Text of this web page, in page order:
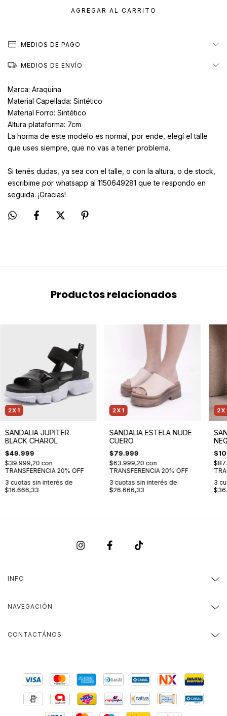
MEDIOS DE PAGO
MEDIOS DE ENVÍO
Marca: Araquina
Material Capellada: Sintético
Material Forro: Sintético
Altura plataforma: 7cm
La horma de este modelo es normal, por ende, elegí el talle
que uses siempre, que no vas a tener problema.
Si tenés dudas, ya sea con el talle, o con la altura, o de stock,
escribime por whatsapp al 1150649281 que te respondo en
seguida. ¡Gracias!
Productos relacionados
2X1
SANDALIA JUPITER
BLACK CHAROL
$49.999
$39.999,20 con
TRANSFERENCIA 20% OFF
3 cuotas sin interés de
$16.666,33
2X1
SANDALIA ESTELA NUDE
CUERO
$79.999
$63.999,20 con
TRANSFERENCIA 20% OFF
3 cuotas sin interés de
$26.666,33
3
INFO
NAVEGACIÓN
CONTACTÁNOS